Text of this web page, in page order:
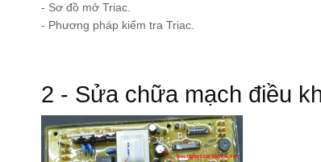
- Sơ đồ mở Triac.
- Phương pháp kiểm tra Triac.
2 - Sửa chữa mạch điều